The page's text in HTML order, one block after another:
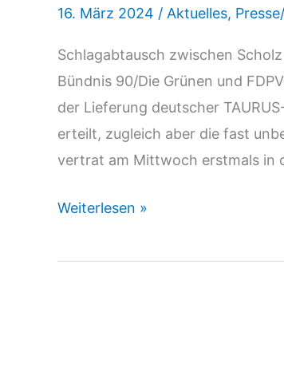
16. März 2024 / Aktuelles,
Schlagabtausch zwischen
Bündnis 90/Die Grünen und
der Lieferung deutscher
erteilt, zugleich aber die fast
vertrat am Mittwoch erstmals in
junge
14.03.24:
Weiterlesen »